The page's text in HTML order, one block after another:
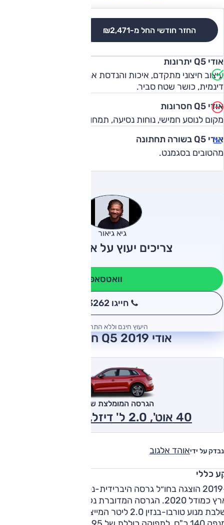
החזר חודשי החל מ-₪2,471
אודי Q5 יתרונות
עיצוב חיצוני מתקדם, איכות והנדסת אנוש בפנים, ביצועים, יכולת
דינמית, כושר שטח סביר.
אודי Q5 חסרונות
מקום לנוסע חמישי, נוחות נסיעה, תמחור גבוה לאבזור.
אודי Q5 בשורה תחתונה
מהטובים בסגמנט.
גיא גיאור
צריכים יעוץ על אודי Q5?
וואטסאפ
חייגו 3262
היעוץ חינם וללא התחייבות
אודי Q5 2019 חוות דעת
נבדק על ידיאוהד אלגוב
הגרסה המומלצת של אוטו
40 אוט', 2.0 ל' דיזל, 4x4 2019
כללי